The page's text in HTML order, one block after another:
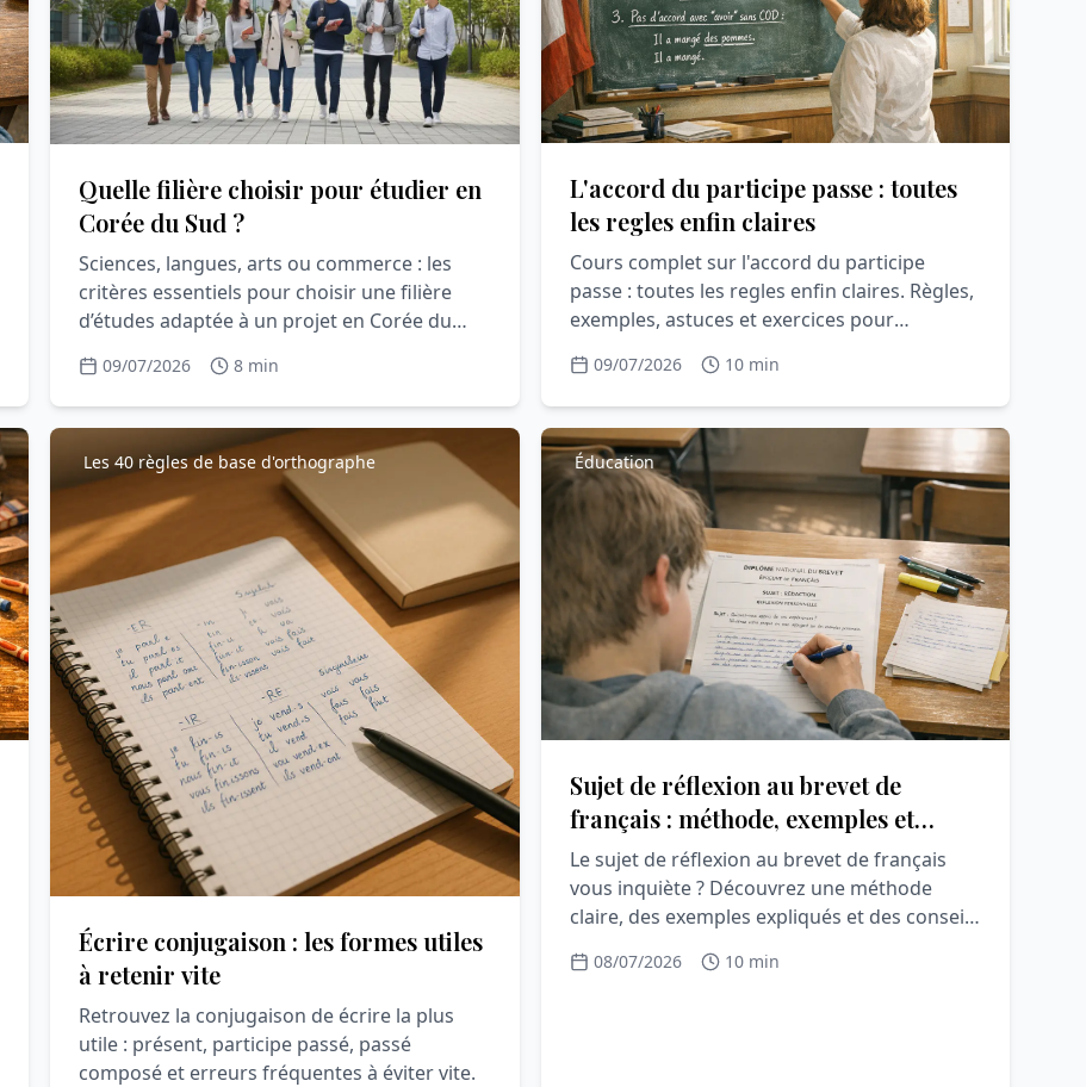
Quelle filière choisir pour étudier en
Corée du Sud ?
Sciences, langues, arts ou commerce : les
critères essentiels pour choisir une filière
d’études adaptée à un projet en Corée du
09/07/2026 8 min
L'accord du participe passe : toutes
les regles enfin claires
Cours complet sur l'accord du participe
passe : toutes les regles enfin claires. Règles,
exemples, astuces et exercices pour
comprendre et p...
09/07/2026 10 min
Les 40 règles de base d'orthographe
Écrire conjugaison : les formes utiles
à retenir vite
Retrouvez la conjugaison de écrire la plus
utile : présent, participe passé, passé
composé et erreurs fréquentes à éviter vite.
Éducation
Sujet de réflexion au brevet de
français : méthode, exemples et
conseils pour réussir
Le sujet de réflexion au brevet de français
vous inquiète ? Découvrez une méthode
claire, des exemples expliqués et des conseils
08/07/2026 10 min